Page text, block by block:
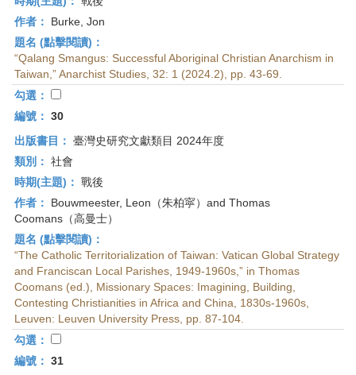
作者：
Burke, Jon
題名 (點擊閱讀)：
“Qalang Smangus: Successful Aboriginal Christian Anarchism in
Taiwan,” Anarchist Studies, 32: 1 (2024.2), pp. 43-69.
勾選：
編號： 30
出版書目： 臺灣史研究文獻類目 2024年度
類別： 社會
時期(主題)： 戰後
作者：
Bouwmeester, Leon（朱柏寜）and Thomas
Coomans（高曼士）
題名 (點擊閱讀)：
“The Catholic Territorialization of Taiwan: Vatican Global Strategy
and Franciscan Local Parishes, 1949-1960s,” in Thomas
Coomans (ed.), Missionary Spaces: Imagining, Building,
Contesting Christianities in Africa and China, 1830s-1960s,
Leuven: Leuven University Press, pp. 87-104.
勾選：
編號： 31